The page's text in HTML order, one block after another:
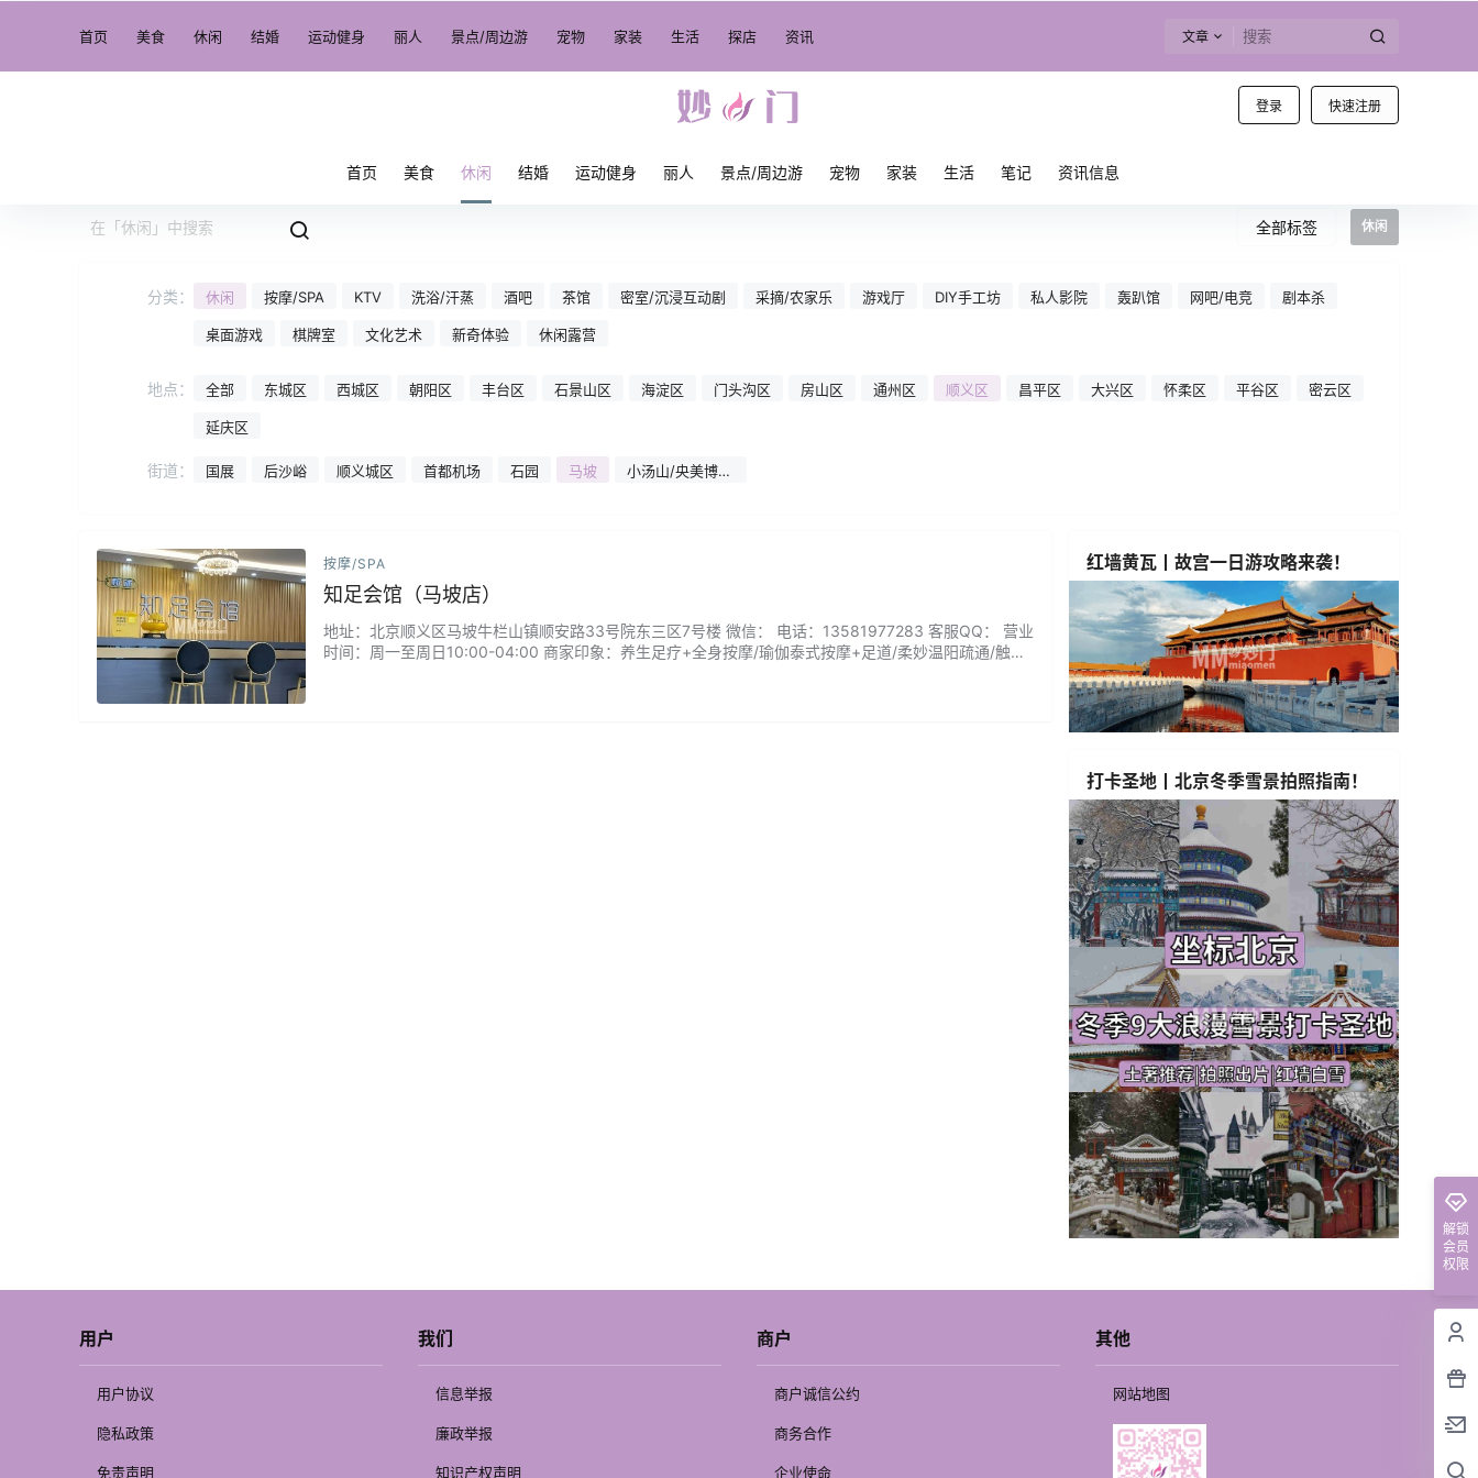
首页 美食 休闲 结婚 运动健身 丽人 景点/周边游 宠物 家装 生活 探店 资讯 文章
登录 快速注册
首页 美食 休闲 结婚 运动健身 丽人 景点/周边游 宠物 家装 生活 笔记 资讯信息
全部标签 休闲
分类： 休闲 按摩/SPA KTV 洗浴/汗蒸 酒吧 茶馆 密室/沉浸互动剧 采摘/农家乐 游戏厅 DIY手工坊 私人影院 轰趴馆 网吧/电竞 剧本杀
桌面游戏 棋牌室 文化艺术 新奇体验 休闲露营
地点： 全部 东城区 西城区 朝阳区 丰台区 石景山区 海淀区 门头沟区 房山区 通州区 顺义区 昌平区 大兴区 怀柔区 平谷区 密云区
延庆区
街道： 国展 后沙峪 顺义城区 首都机场 石园 马坡
小汤山/央美博艺
按摩/SPA
知足会馆（马坡店）
地址：北京顺义区马坡牛栏山镇顺安路33号院东三区7号楼 微信： 电话：13581977283 客服QQ： 营业
时间：周一至周日10:00-04:00 商家印象：养生足疗+全身按摩/瑜伽泰式按摩+足道/柔妙温阳疏通/触感
红墙黄瓦丨故宫一日游攻略来袭！
打卡圣地丨北京冬季雪景拍照指南！
解锁
会员
权限
用户
用户协议
隐私政策
免责声明
我们
信息举报
廉政举报
知识产权声明
商户
商户诚信公约
商务合作
企业使命
其他
网站地图